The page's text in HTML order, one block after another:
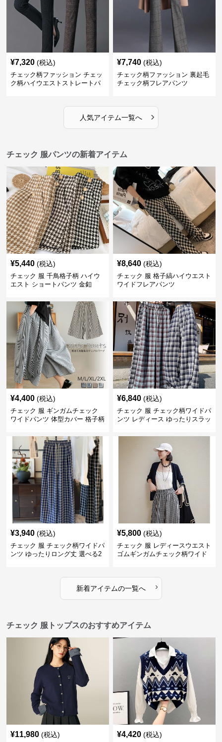
¥7,320 (税込)
チェック柄ファッション チェッ
ク柄ハイウエストストレートパ
¥7,740 (税込)
チェック柄ファッション 裏起毛
チェック柄フレアパンツ
人気アイテム一覧へ ›
チェック 服パンツの新着アイテム
¥5,440 (税込)
チェック 服 千鳥格子柄 ハイウ
エスト ショートパンツ 金釦
¥8,640 (税込)
チェック 服 格子縞ハイウエスト
ワイドフレアパンツ
¥4,400 (税込)
チェック 服 ギンガムチェック
ワイドパンツ 体型カバー 格子柄
¥6,840 (税込)
チェック 服 チェック柄ワイドパ
ンツ レディース ゆったりスラッ
¥3,940 (税込)
チェック 服 チェック柄ワイドパ
ンツ ゆったりロング丈 選べる2
¥5,800 (税込)
チェック 服 レディースウエスト
ゴムギンガムチェック柄ワイド
新着アイテムの一覧へ ›
チェック 服トップスのおすすめアイテム
¥11,980 (税込) ¥4,420 (税込)